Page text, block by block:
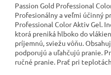
Passion Gold Professional
Profesionálny a veľmi účinný
Professional Color Aktiv Gel.
ktorá preniká hlboko do
príjemnú, sviežu vôňu.
podporujú a uľahčujú pranie.
ručné pranie. Prať pri teplotách